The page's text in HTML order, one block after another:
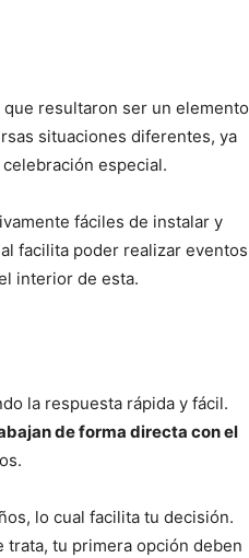
resultaron ser un elemento
situaciones diferentes, ya
especial.
fáciles de instalar y
facilita poder realizar eventos
interior de esta.
la respuesta rápida y fácil.
de forma directa con el
lo cual facilita tu decisión.
trata, tu primera opción deben